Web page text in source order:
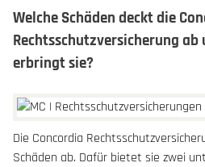
Welche Schäden deckt die
Rechtsschutzversicherung ab
erbringt sie?
Die Concordia
Schäden ab. Dafür bietet sie zwei